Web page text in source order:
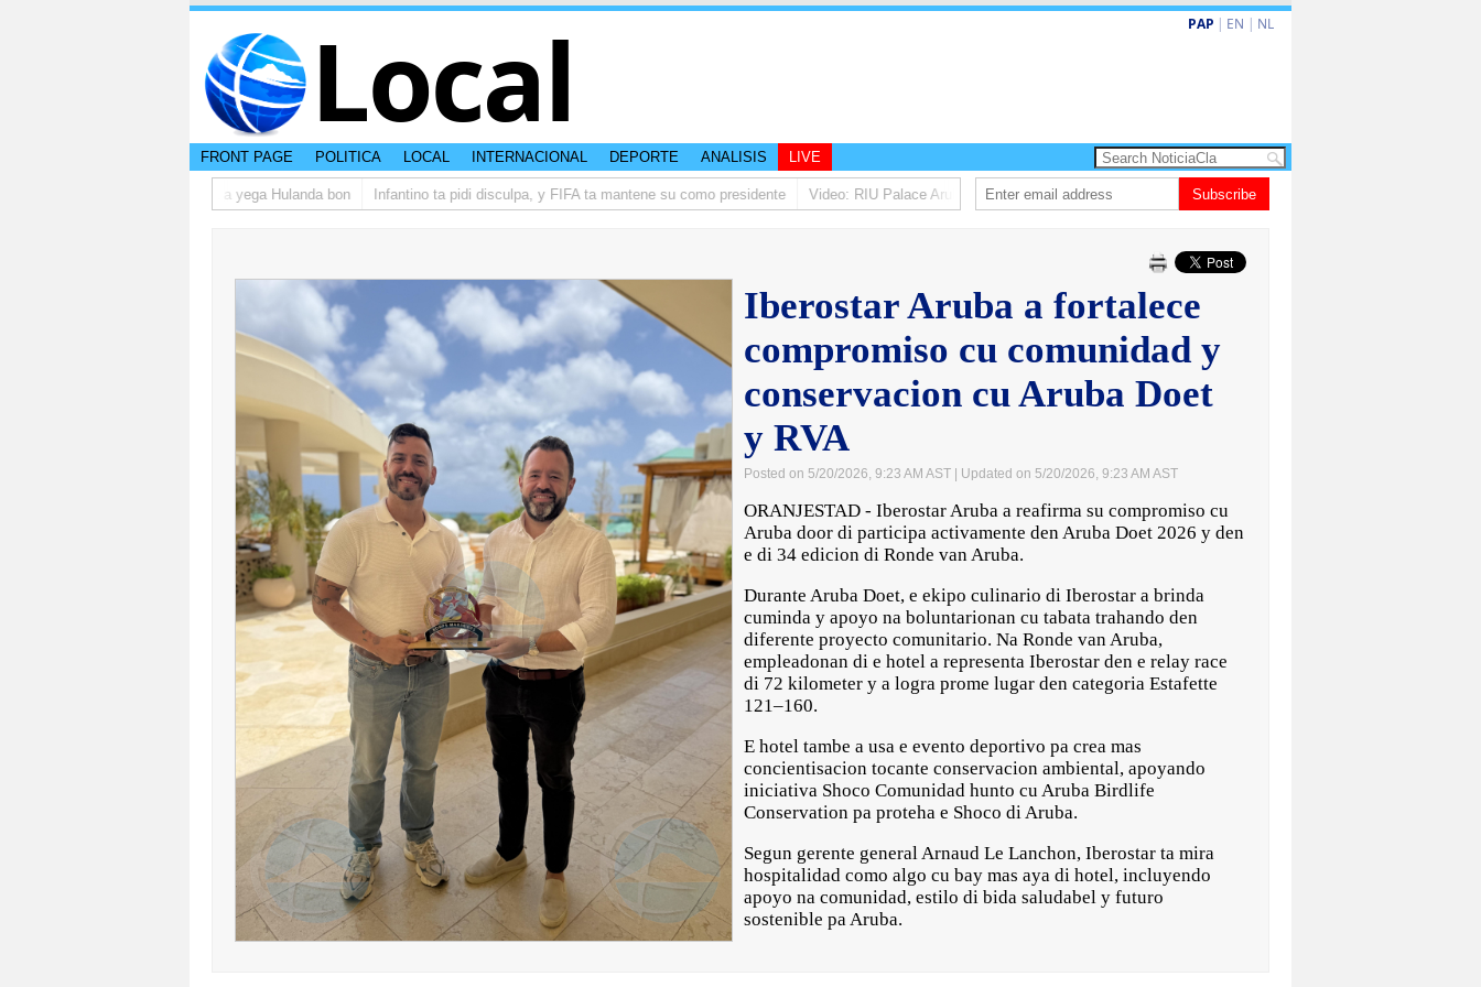
Local PAP | EN | NL
FRONT PAGE POLITICA LOCAL INTERNACIONAL DEPORTE ANALISIS LIVE
di studiantenan di Aruba a yega Hulanda bon Infantino ta pidi disculpa, y FIFA ta mantene su como presidente Video: RIU Palace Aruba ta eleva turismo premium cu renobacion di US$106 miyon
Subscribe
Iberostar Aruba a fortalece
compromiso cu comunidad y
conservacion cu Aruba Doet
y RVA
Posted on 5/20/2026, 9:23 AM AST | Updated on 5/20/2026, 9:23 AM AST
ORANJESTAD - Iberostar Aruba a reafirma su compromiso cu
Aruba door di participa activamente den Aruba Doet 2026 y den
e di 34 edicion di Ronde van Aruba.
Durante Aruba Doet, e ekipo culinario di Iberostar a brinda
cuminda y apoyo na boluntarionan cu tabata trahando den
diferente proyecto comunitario. Na Ronde van Aruba,
empleadonan di e hotel a representa Iberostar den e relay race
di 72 kilometer y a logra prome lugar den categoria Estafette
121–160.
E hotel tambe a usa e evento deportivo pa crea mas
concientisacion tocante conservacion ambiental, apoyando
iniciativa Shoco Comunidad hunto cu Aruba Birdlife
Conservation pa proteha e Shoco di Aruba.
Segun gerente general Arnaud Le Lanchon, Iberostar ta mira
hospitalidad como algo cu bay mas aya di hotel, incluyendo
apoyo na comunidad, estilo di bida saludabel y futuro
sostenible pa Aruba.